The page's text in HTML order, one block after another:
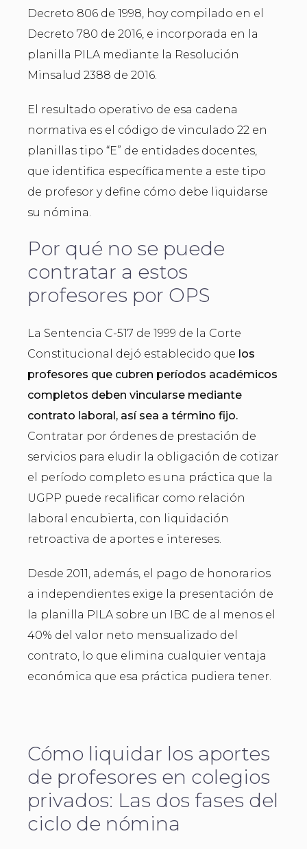
Decreto 806 de 1998, hoy compilado en el
Decreto 780 de 2016, e incorporada en la
planilla PILA mediante la Resolución
Minsalud 2388 de 2016.
El resultado operativo de esa cadena
normativa es el código de vinculado 22 en
planillas tipo “E” de entidades docentes,
que identifica específicamente a este tipo
de profesor y define cómo debe liquidarse
su nómina.
Por qué no se puede
contratar a estos
profesores por OPS
La Sentencia C-517 de 1999 de la Corte
Constitucional dejó establecido que los
profesores que cubren períodos académicos
completos deben vincularse mediante
contrato laboral, así sea a término fijo.
Contratar por órdenes de prestación de
servicios para eludir la obligación de cotizar
el período completo es una práctica que la
UGPP puede recalificar como relación
laboral encubierta, con liquidación
retroactiva de aportes e intereses.
Desde 2011, además, el pago de honorarios
a independientes exige la presentación de
la planilla PILA sobre un IBC de al menos el
40% del valor neto mensualizado del
contrato, lo que elimina cualquier ventaja
económica que esa práctica pudiera tener.
Cómo liquidar los aportes
de profesores en colegios
privados: Las dos fases del
ciclo de nómina